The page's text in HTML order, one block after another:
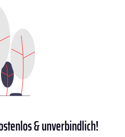
& unverbindlich!